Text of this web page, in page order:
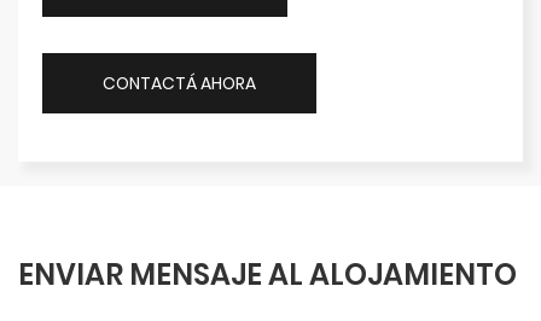
CONTACTÁ AHORA
ENVIAR MENSAJE AL ALOJAMIENTO